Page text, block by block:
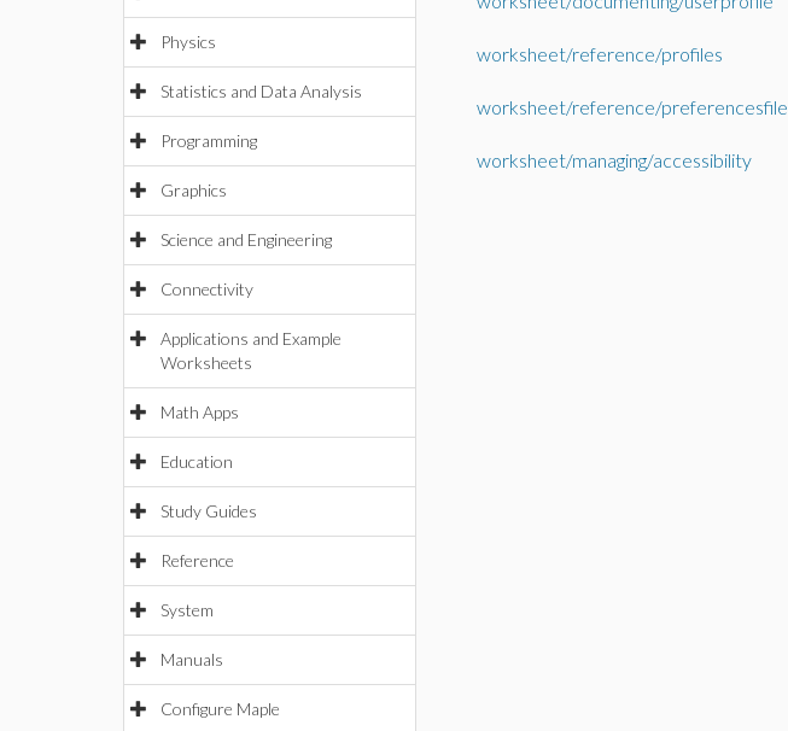
Physics
Statistics and Data Analysis
Programming
Graphics
Science and Engineering
Connectivity
Applications and Example
Worksheets
Math Apps
Education
Study Guides
Reference
System
Manuals
Configure Maple
worksheet/reference/profiles
worksheet/reference/preferencesfile
worksheet/managing/accessibility